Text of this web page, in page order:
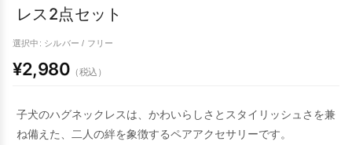
レス2点セット
選択中: シルバー / フリー
¥2,980 （税込）
子犬のハグネックレスは、かわいらしさとスタイリッシュさを兼
ね備えた、二人の絆を象徴するペアアクセサリーです。